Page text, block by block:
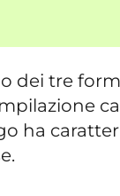
dei tre
ha